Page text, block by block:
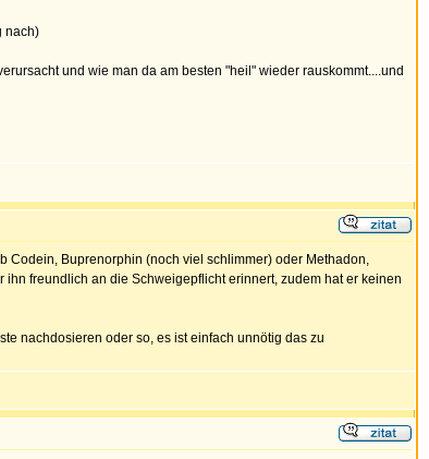
nach)
und wie man da am besten "heil" wieder rauskommt....und
Codein, Buprenorphin (noch viel schlimmer) oder Methadon,
freundlich an die Schweigepflicht erinnert, zudem hat er keinen
nachdosieren oder so, es ist einfach unnötig das zu